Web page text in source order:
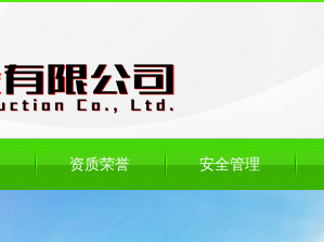
资质荣誉 安全管理